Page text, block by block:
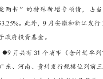
度较大，为1.4pct；投向“农林
”，合计发行1.47万亿元，占比
9.28%。 值得关注的是，今年
计划，且用途呈现“扩围”趋势
央对地方债务风险防控的重视
“一案两书”），发行规模合计